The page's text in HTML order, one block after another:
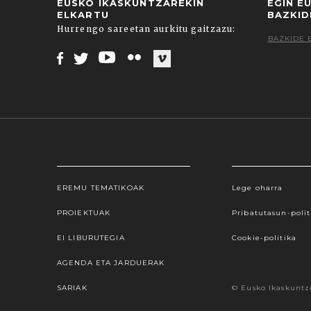
EUSKO IKASKUNTZAREKIN
ELKARTU
Hurrengo sareetan aurkitu gaitzazu:
EGIN
BAZKIDE
EREMU TEMATIKOAK
PROIEKTUAK
EI LIBURUTEGIA
AGENDA ETA JARDUERAK
SARIAK
Lege oharra
Pribatutasun-
Cookie-politika
© Eusko
Webgune honek cookieak erabiltzen ditu,
hauta dezakezu. Cookie batzuk blokeatu nahi